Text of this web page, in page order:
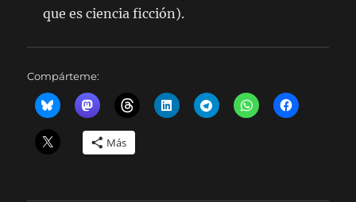
que es ciencia ficción).
Compárteme:
Más